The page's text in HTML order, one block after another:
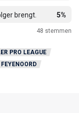
brengt. 5%
48 stemmen
PRO LEAGUE
FEYENOORD